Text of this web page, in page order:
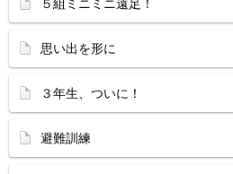
５組ミニミニ遠足！
思い出を形に
３年生、ついに！
避難訓練